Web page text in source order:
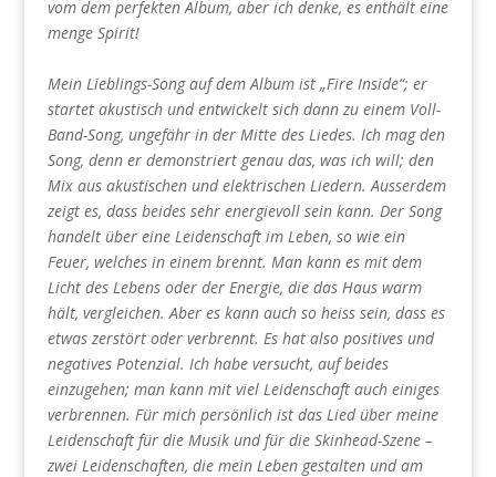
vom dem perfekten Album, aber ich denke, es enthält eine
menge Spirit!
Mein Lieblings-Song auf dem Album ist „Fire Inside“; er
startet akustisch und entwickelt sich dann zu einem Voll-
Band-Song, ungefähr in der Mitte des Liedes. Ich mag den
Song, denn er demonstriert genau das, was ich will; den
Mix aus akustischen und elektrischen Liedern. Ausserdem
zeigt es, dass beides sehr energievoll sein kann. Der Song
handelt über eine Leidenschaft im Leben, so wie ein
Feuer, welches in einem brennt. Man kann es mit dem
Licht des Lebens oder der Energie, die das Haus warm
hält, vergleichen. Aber es kann auch so heiss sein, dass es
etwas zerstört oder verbrennt. Es hat also positives und
negatives Potenzial. Ich habe versucht, auf beides
einzugehen; man kann mit viel Leidenschaft auch einiges
verbrennen. Für mich persönlich ist das Lied über meine
Leidenschaft für die Musik und für die Skinhead-Szene –
zwei Leidenschaften, die mein Leben gestalten und am